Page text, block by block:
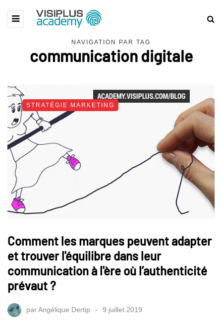
NAVIGATION PAR TAG
communication digitale
STRATÉGIE MARKETING
Comment les marques peuvent adapter
et trouver l'équilibre dans leur
communication à l'ère où l’authenticité
prévaut ?
parAngélique Dertip 9 juillet 2019